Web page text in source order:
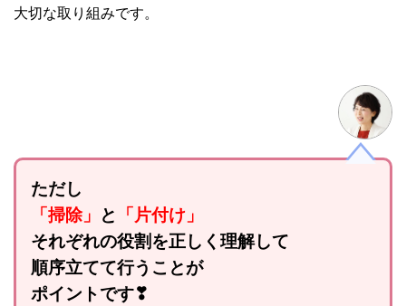
大切な取り組みです。
ただし
「掃除」 と 「片付け」
それぞれの役割を正しく理解して
順序立てて行うことが
ポイントです❣